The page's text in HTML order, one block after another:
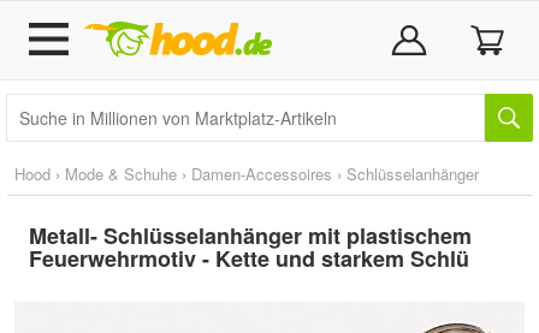
Hood › Mode & Schuhe › Damen-Accessoires › Schlüsselanhänger
Metall- Schlüsselanhänger mit plastischem
Feuerwehrmotiv - Kette und starkem Schlü